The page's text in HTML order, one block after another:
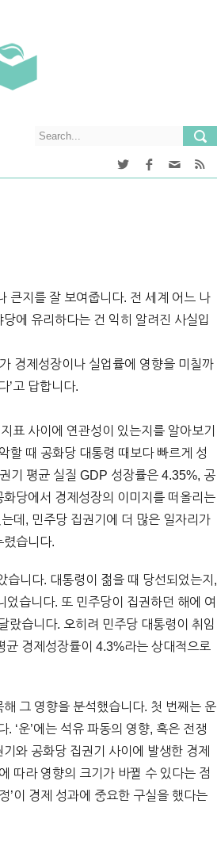
큰지를 잘 보여줍니다. 전 세계 어느 나
에 유리하다는 건 익히 알려진 사실입
경제성장이나 실업률에 영향을 미칠까
’고 답합니다.
표 사이에 연관성이 있는지를 알아보기
할 때 공화당 대통령 때보다 빠르게 성
기 평균 실질 GDP 성장률은 4.35%, 공
당에서 경제성장의 이미지를 떠올리는
데, 민주당 집권기에 더 많은 일자리가
렸습니다.
니다. 대통령이 젊을 때 당선되었는지,
습니다. 또 민주당이 집권하던 해에 여
랐습니다. 오히려 민주당 대통령이 취임
균 경제성장률이 4.3%라는 상대적으로
그 영향을 분석했습니다. 첫 번째는 운
‘운’에는 석유 파동의 영향, 혹은 전쟁
와 공화당 집권기 사이에 발생한 경제
따라 영향의 크기가 바뀔 수 있다는 점
’이 경제 성과에 중요한 구실을 했다는